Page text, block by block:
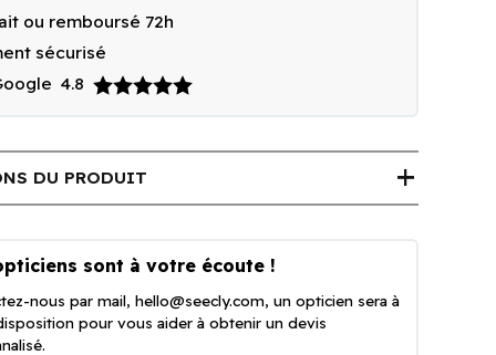
ou remboursé 72h
sécurisé
4.8
DU PRODUIT add
sont à votre écoute !
nous par mail,hello@seecly.com, un opticien sera à
pour vous aider à obtenir un devis